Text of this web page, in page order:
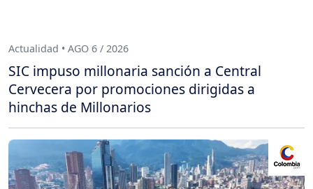
Actualidad • AGO 6 / 2026
SIC impuso millonaria sanción a Central
Cervecera por promociones dirigidas a
hinchas de Millonarios